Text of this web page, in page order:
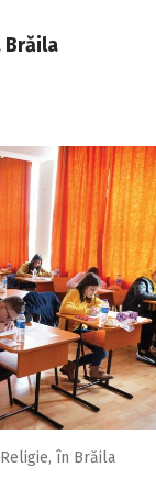
Brăila
în Brăila